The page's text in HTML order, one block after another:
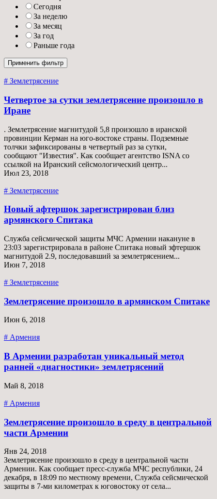
Сегодня
За неделю
За месяц
За год
Раньше года
# Землетрясение
Четвертое за сутки землетрясение произошло в
Иране
. Землетрясение магнитудой 5,8 произошло в иранской
провинции Керман на юго-востоке страны. Подземные
толчки зафиксированы в четвертый раз за сутки,
сообщают "Известия". Как сообщает агентство ISNA со
ссылкой на Иранский сейсмологический центр...
Июл 23, 2018
# Землетрясение
Новый афтершок зарегистрирован близ
армянского Спитака
Служба сейсмической защиты МЧС Армении накануне в
23:03 зарегистрировала в районе Спитака новый зфтершок
магнитудой 2.9, последовавший за землетрясением...
Июн 7, 2018
# Землетрясение
Землетрясение произошло в армянском Спитаке
Июн 6, 2018
# Армения
B Армении разработан уникальный метод
ранней «диагностики» землетрясений
Май 8, 2018
# Армения
Землетрясение произошло в среду в центральной
части Армении
Янв 24, 2018
Землетрясение произошло в среду в центральной части
Армении. Как сообщает пресс-служба МЧС республики, 24
декабря, в 18:09 по местному времени, Служба сейсмической
защиты в 7-ми километрах к юговостоку от села...